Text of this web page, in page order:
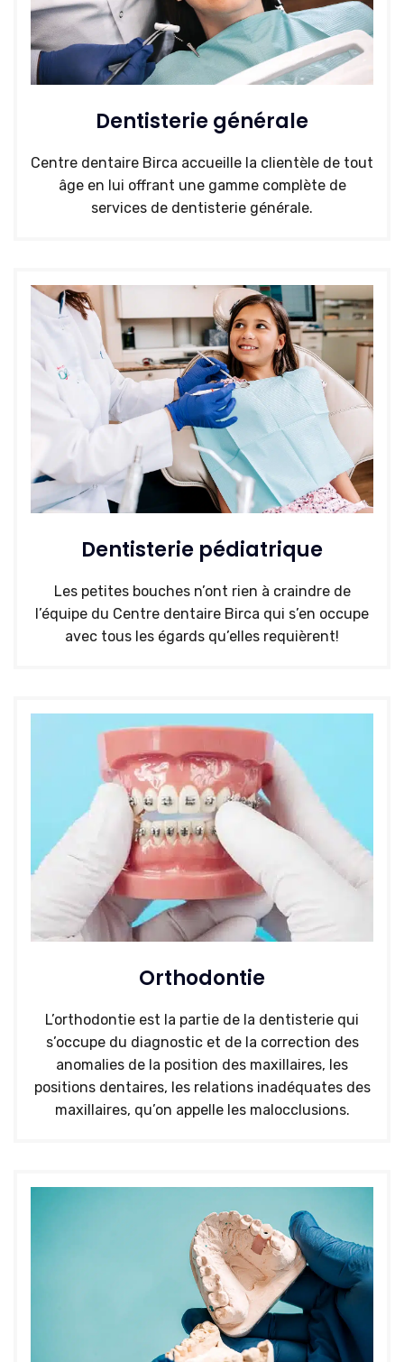
Dentisterie générale
Centre dentaire Birca accueille la clientèle de tout
âge en lui offrant une gamme complète de
services de dentisterie générale.
Dentisterie pédiatrique
Les petites bouches n’ont rien à craindre de
l’équipe du Centre dentaire Birca qui s’en occupe
avec tous les égards qu’elles requièrent!
Orthodontie
L’orthodontie est la partie de la dentisterie qui
s’occupe du diagnostic et de la correction des
anomalies de la position des maxillaires, les
positions dentaires, les relations inadéquates des
maxillaires, qu’on appelle les malocclusions.